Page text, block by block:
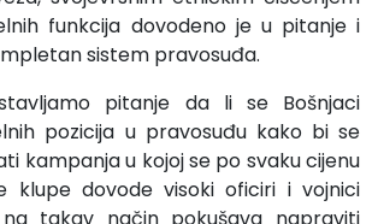
funkcija dovodeno je u pitanje i
sistem pravosuđa.
pitanje da li se Bošnjaci
pozicija u pravosuđu kako bi se
kampanja u kojoj se po svaku cijenu
klupe dovode visoki oficiri i vojnici
na takav način pokušava napraviti